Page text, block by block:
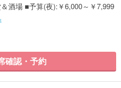
酒場 ■予算(夜):￥6,000～￥7,999
確認・予約